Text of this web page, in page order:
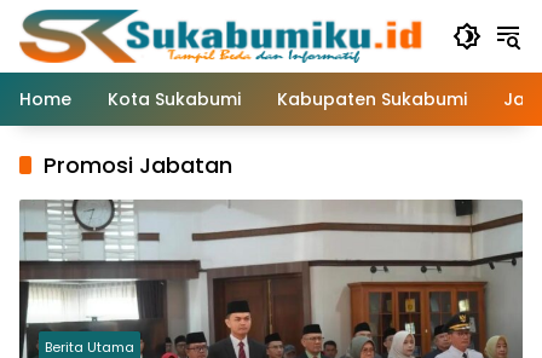
Langsung
konten
Home
Kota Sukabumi Kabupaten Sukabumi
Promosi Jabatan
Berita Utama